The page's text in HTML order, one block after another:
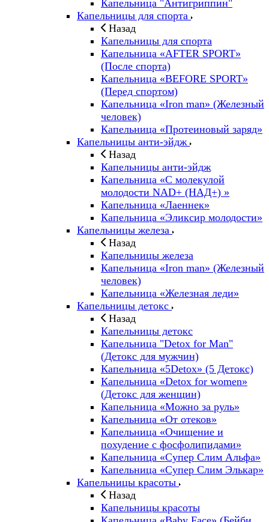
Капельница "Антигриппин"
Капельницы для спорта
Назад
Капельницы для спорта
Капельница «AFTER SPORT»
(После спорта)
Капельница «BEFORE SPORT»
(Перед спортом)
Капельница «Iron man» (Железный
человек)
Капельница «Протеиновый заряд»
Капельницы анти-эйдж
Назад
Капельницы анти-эйдж
Капельница «С молекулой
молодости NAD+ (НАД+) »
Капельница «Лаеннек»
Капельница «Эликсир молодости»
Капельницы железа
Назад
Капельницы железа
Капельница «Iron man» (Железный
человек)
Капельница «Железная леди»
Капельницы детокс
Назад
Капельницы детокс
Капельница "Detox for Man"
(Детокс для мужчин)
Капельница «5Detox» (5 Детокс)
Капельница «Detox for women»
(Детокс для женщин)
Капельница «Можно за руль»
Капельница «От отеков»
Капельница «Очищение и
похудение с фосфолипидами»
Капельница «Супер Слим Альфа»
Капельница «Супер Слим Элькар»
Капельницы красоты
Назад
Капельницы красоты